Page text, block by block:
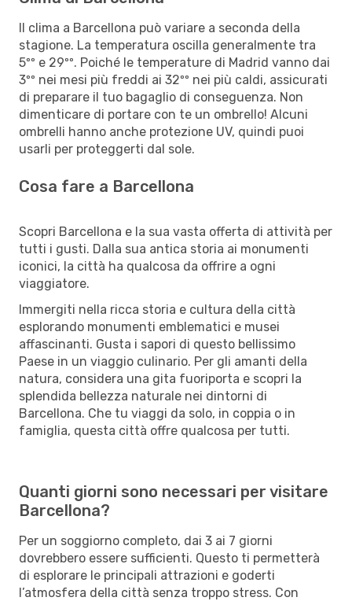
Il clima a Barcellona può variare a seconda della
stagione. La temperatura oscilla generalmente tra
5ºº e 29ºº. Poiché le temperature di Madrid vanno dai
3ºº nei mesi più freddi ai 32ºº nei più caldi, assicurati
di preparare il tuo bagaglio di conseguenza. Non
dimenticare di portare con te un ombrello! Alcuni
ombrelli hanno anche protezione UV, quindi puoi
usarli per proteggerti dal sole.
Cosa fare a Barcellona
Scopri Barcellona e la sua vasta offerta di attività per
tutti i gusti. Dalla sua antica storia ai monumenti
iconici, la città ha qualcosa da offrire a ogni
viaggiatore.
Immergiti nella ricca storia e cultura della città
esplorando monumenti emblematici e musei
affascinanti. Gusta i sapori di questo bellissimo
Paese in un viaggio culinario. Per gli amanti della
natura, considera una gita fuoriporta e scopri la
splendida bellezza naturale nei dintorni di
Barcellona. Che tu viaggi da solo, in coppia o in
famiglia, questa città offre qualcosa per tutti.
Quanti giorni sono necessari per visitare
Barcellona?
Per un soggiorno completo, dai 3 ai 7 giorni
dovrebbero essere sufficienti. Questo ti permetterà
di esplorare le principali attrazioni e goderti
l’atmosfera della città senza troppo stress. Con